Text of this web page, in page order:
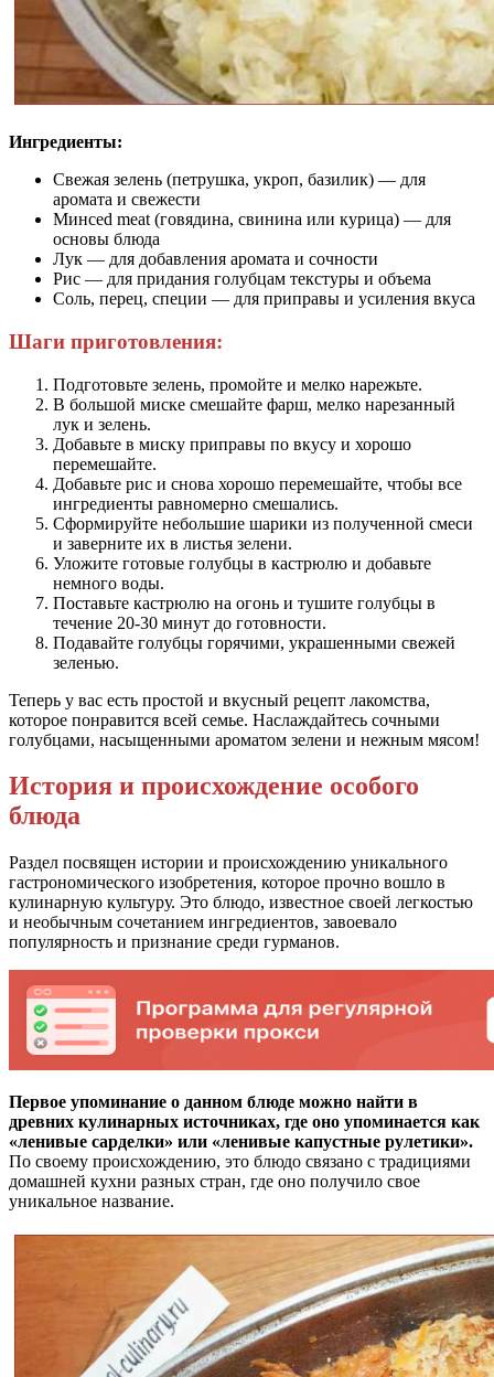
Ингредиенты:
Свежая зелень (петрушка, укроп, базилик) — для
аромата и свежести
Минced meat (говядина, свинина или курица) — для
основы блюда
Лук — для добавления аромата и сочности
Рис — для придания голубцам текстуры и объема
Соль, перец, специи — для приправы и усиления вкуса
Шаги приготовления:
Подготовьте зелень, промойте и мелко нарежьте.
В большой миске смешайте фарш, мелко нарезанный
лук и зелень.
Добавьте в миску приправы по вкусу и хорошо
перемешайте.
Добавьте рис и снова хорошо перемешайте, чтобы все
ингредиенты равномерно смешались.
Сформируйте небольшие шарики из полученной смеси
и заверните их в листья зелени.
Уложите готовые голубцы в кастрюлю и добавьте
немного воды.
Поставьте кастрюлю на огонь и тушите голубцы в
течение 20-30 минут до готовности.
Подавайте голубцы горячими, украшенными свежей
зеленью.
Теперь у вас есть простой и вкусный рецепт лакомства,
которое понравится всей семье. Наслаждайтесь сочными
голубцами, насыщенными ароматом зелени и нежным мясом!
История и происхождение особого
блюда
Раздел посвящен истории и происхождению уникального
гастрономического изобретения, которое прочно вошло в
кулинарную культуру. Это блюдо, известное своей легкостью
и необычным сочетанием ингредиентов, завоевало
популярность и признание среди гурманов.
Первое упоминание о данном блюде можно найти в
древних кулинарных источниках, где оно упоминается как
«ленивые сарделки» или «ленивые капустные рулетики».
По своему происхождению, это блюдо связано с традициями
домашней кухни разных стран, где оно получило свое
уникальное название.